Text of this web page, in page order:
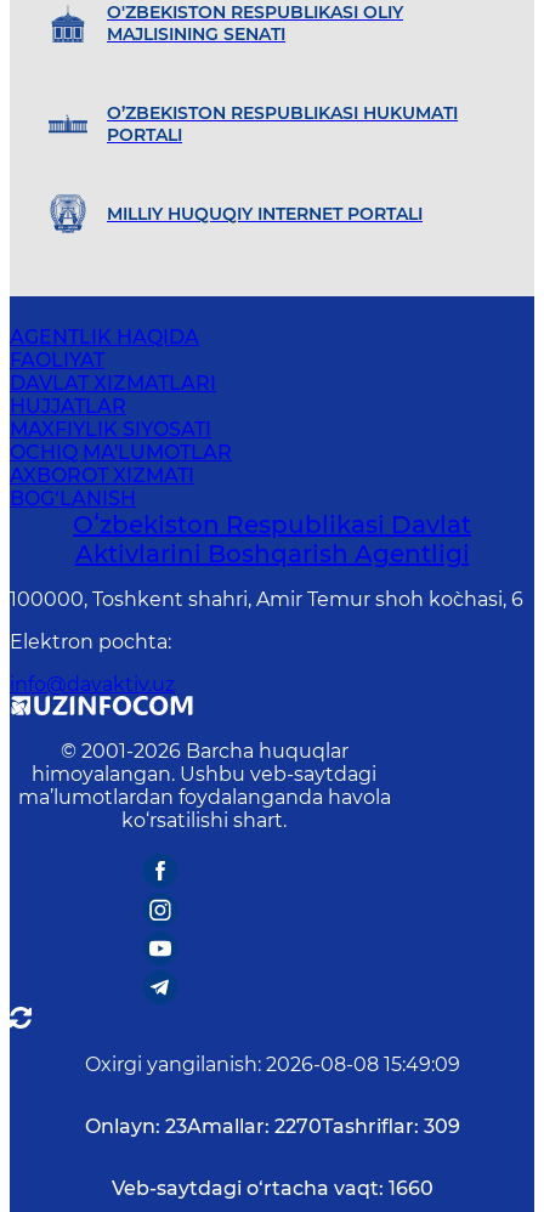
O'ZBEKISTON RESPUBLIKASI OLIY
MAJLISINING SENATI
O’ZBEKISTON RESPUBLIKASI HUKUMATI
PORTALI
MILLIY HUQUQIY INTERNET PORTALI
AGENTLIK HAQIDA
FAOLIYAT
DAVLAT XIZMATLARI
HUJJATLAR
MAXFIYLIK SIYOSATI
OCHIQ MA'LUMOTLAR
AXBOROT XIZMATI
BOG‘LANISH
Oʻzbekiston Respublikasi Davlat
Aktivlarini Boshqarish Agentligi
100000, Toshkent shahri, Amir Temur shoh ko`chasi, 6
Elektron pochta:
info@davaktiv.uz
© 2001-2026 Barcha huquqlar
himoyalangan. Ushbu veb-saytdagi
ma’lumotlardan foydalanganda havola
ko‘rsatilishi shart.
Oxirgi yangilanish: 2026-08-08 15:49:09
Onlayn: 23Amallar: 2270Tashriflar: 309
Veb-saytdagi o‘rtacha vaqt: 1660